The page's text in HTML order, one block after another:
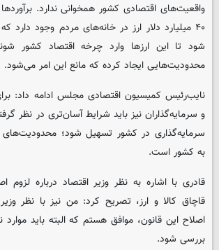
واقعیت‌های اقتصادی کشور همخوانی ندارد.
۴۰ میلیارد دلار ارز در خانه‌های مردم وجود دارد
شود تا این ارزها وارد چرخه اقتصاد کشور
محدودیت‌هایی ایجاد کرده که مانع این امر می‌شود.
نایب‌رئیس کمیسیون اقتصادی مجلس ادامه داد:
و سرمایه‌گذاران نیز باید شرایط آسان‌تری در نظر
سرمایه‌گذاری در کشور تسهیل شود؛ محدودیت‌های
به کشور است.
قادری با اشاره به نظر وزیر اقتصاد درباره لزوم
قاچاق کالا و ارز، تصریح کرد: من نیز با نظر وزیر
اصلاح این قانون، موافق هستم که البته باید موارد
بررسی شود.